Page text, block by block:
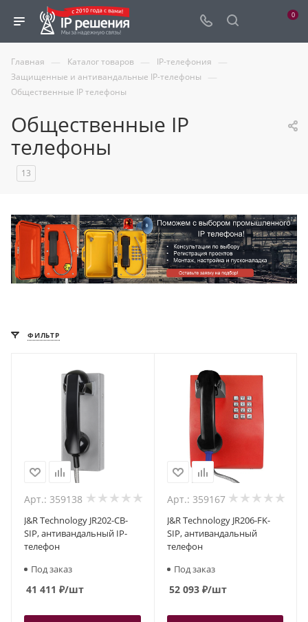
0
Главная — Каталог товаров — IP-телефония —
Защищенные и антивандальные IP-телефоны —
Общественные IP телефоны
Общественные IP
телефоны
13
ФИЛЬТР
Арт.: 359138
J&R Technology JR202-CB-
SIP, антивандальный IP-
телефон
Под заказ
41 411 ₽/шт
Арт.: 359167
J&R Technology JR206-FK-
SIP, антивандальный
телефон
Под заказ
52 093₽/шт